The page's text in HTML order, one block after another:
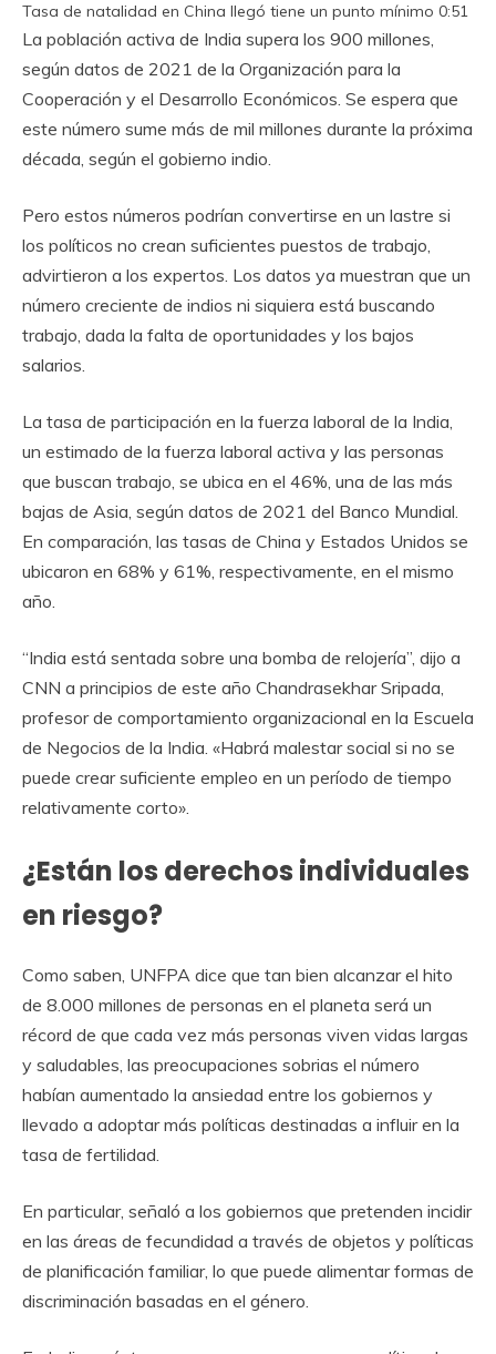
Tasa de natalidad en China llegó tiene un punto mínimo 0:51
La población activa de India supera los 900 millones,
según datos de 2021 de la Organización para la
Cooperación y el Desarrollo Económicos. Se espera que
este número sume más de mil millones durante la próxima
década, según el gobierno indio.
Pero estos números podrían convertirse en un lastre si
los políticos no crean suficientes puestos de trabajo,
advirtieron a los expertos. Los datos ya muestran que un
número creciente de indios ni siquiera está buscando
trabajo, dada la falta de oportunidades y los bajos
salarios.
La tasa de participación en la fuerza laboral de la India,
un estimado de la fuerza laboral activa y las personas
que buscan trabajo, se ubica en el 46%, una de las más
bajas de Asia, según datos de 2021 del Banco Mundial.
En comparación, las tasas de China y Estados Unidos se
ubicaron en 68% y 61%, respectivamente, en el mismo
año.
“India está sentada sobre una bomba de relojería”, dijo a
CNN a principios de este año Chandrasekhar Sripada,
profesor de comportamiento organizacional en la Escuela
de Negocios de la India. «Habrá malestar social si no se
puede crear suficiente empleo en un período de tiempo
relativamente corto».
¿Están los derechos individuales
en riesgo?
Como saben, UNFPA dice que tan bien alcanzar el hito
de 8.000 millones de personas en el planeta será un
récord de que cada vez más personas viven vidas largas
y saludables, las preocupaciones sobrias el número
habían aumentado la ansiedad entre los gobiernos y
llevado a adoptar más políticas destinadas a influir en la
tasa de fertilidad.
En particular, señaló a los gobiernos que pretenden incidir
en las áreas de fecundidad a través de objetos y políticas
de planificación familiar, lo que puede alimentar formas de
discriminación basadas en el género.